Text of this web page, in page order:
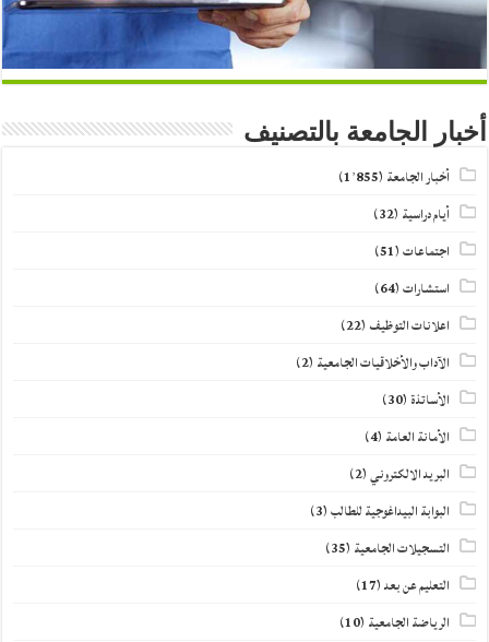
أخبار الجامعة بالتصنيف
أخبار الجامعة (1٬855)
أيام دراسية (32)
اجتماعات(51)
استشارات(64)
اعلانات التوظيف (22)
الآداب والأخلاقيات الجامعية (2)
الأساتذة(30)
الأمانة العامة (4)
البريد الالكتروني(2)
البوابة البيداغوجية للطالب(3)
التسجيلات الجامعية (35)
التعليم عن بعد(17)
الرياضة الجامعية (10)